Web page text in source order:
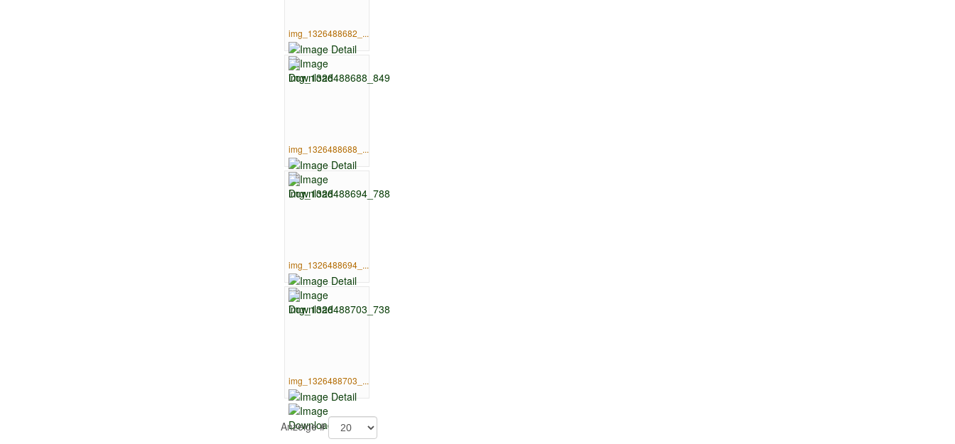
img_1326488682_...
img_1326488688_...
img_1326488694_...
img_1326488703_...
Anzeige #